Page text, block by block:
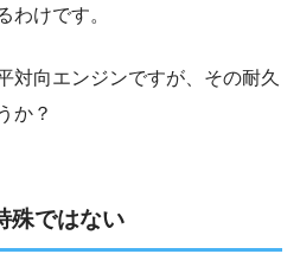
わけです。
対向エンジンですが、その耐久
か？
殊ではない